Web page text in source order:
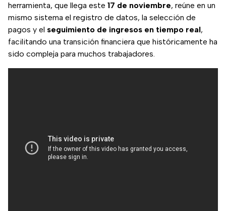
herramienta, que llega este 17 de noviembre, reúne en un
mismo sistema el registro de datos, la selección de
pagos y el seguimiento de ingresos en tiempo real,
facilitando una transición financiera que históricamente ha
sido compleja para muchos trabajadores.